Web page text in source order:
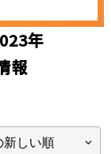
年
報